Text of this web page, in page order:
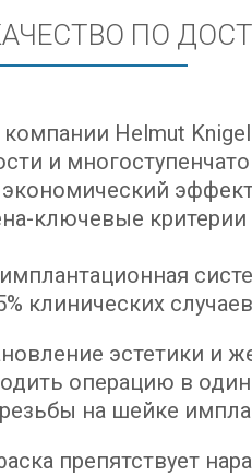
ПО
Helmut
и
ключевые
клинических
эстетики и
операцию в
на шейке
препятствует